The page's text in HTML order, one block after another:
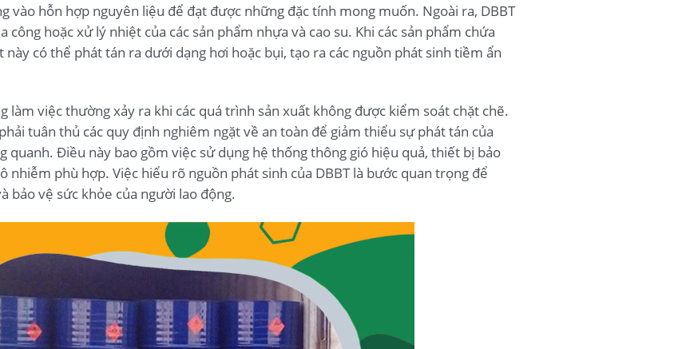
vào hỗn hợp nguyên liệu để đạt được những đặc tính mong muốn. Ngoài ra, DBBT
hoặc xử lý nhiệt của các sản phẩm nhựa và cao su. Khi các sản phẩm chứa
này có thể phát tán ra dưới dạng hơi hoặc bụi, tạo ra các nguồn phát sinh tiềm ẩn
làm việc thường xảy ra khi các quá trình sản xuất không được kiểm soát chặt chẽ.
tuân thủ các quy định nghiêm ngặt về an toàn để giảm thiểu sự phát tán của
quanh. Điều này bao gồm việc sử dụng hệ thống thông gió hiệu quả, thiết bị bảo
nhiễm phù hợp. Việc hiểu rõ nguồn phát sinh của DBBT là bước quan trọng để
bảo vệ sức khỏe của người lao động.